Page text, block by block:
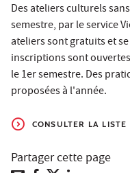
Des ateliers culturels
semestre, par le service
ateliers sont gratuits et
inscriptions sont
le 1er semestre. Des
proposées à l'année.
CONSULTER LA
Partager cette page